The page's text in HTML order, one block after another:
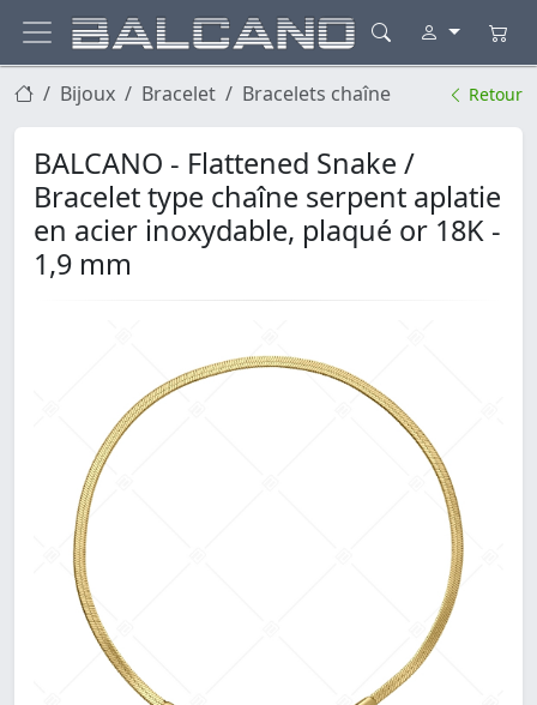
Bijoux Bracelet Bracelets chaîne Retour
BALCANO - Flattened Snake /
Bracelet type chaîne serpent aplatie
en acier inoxydable, plaqué or 18K -
1,9 mm